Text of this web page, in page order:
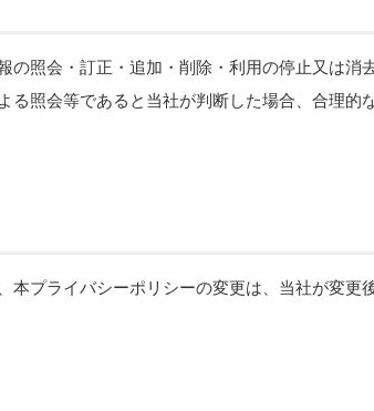
の照会・訂正・追加・削除・利用の停止又は消
照会等であると当社が判断した場合、合理的
本プライバシーポリシーの変更は、当社が変更